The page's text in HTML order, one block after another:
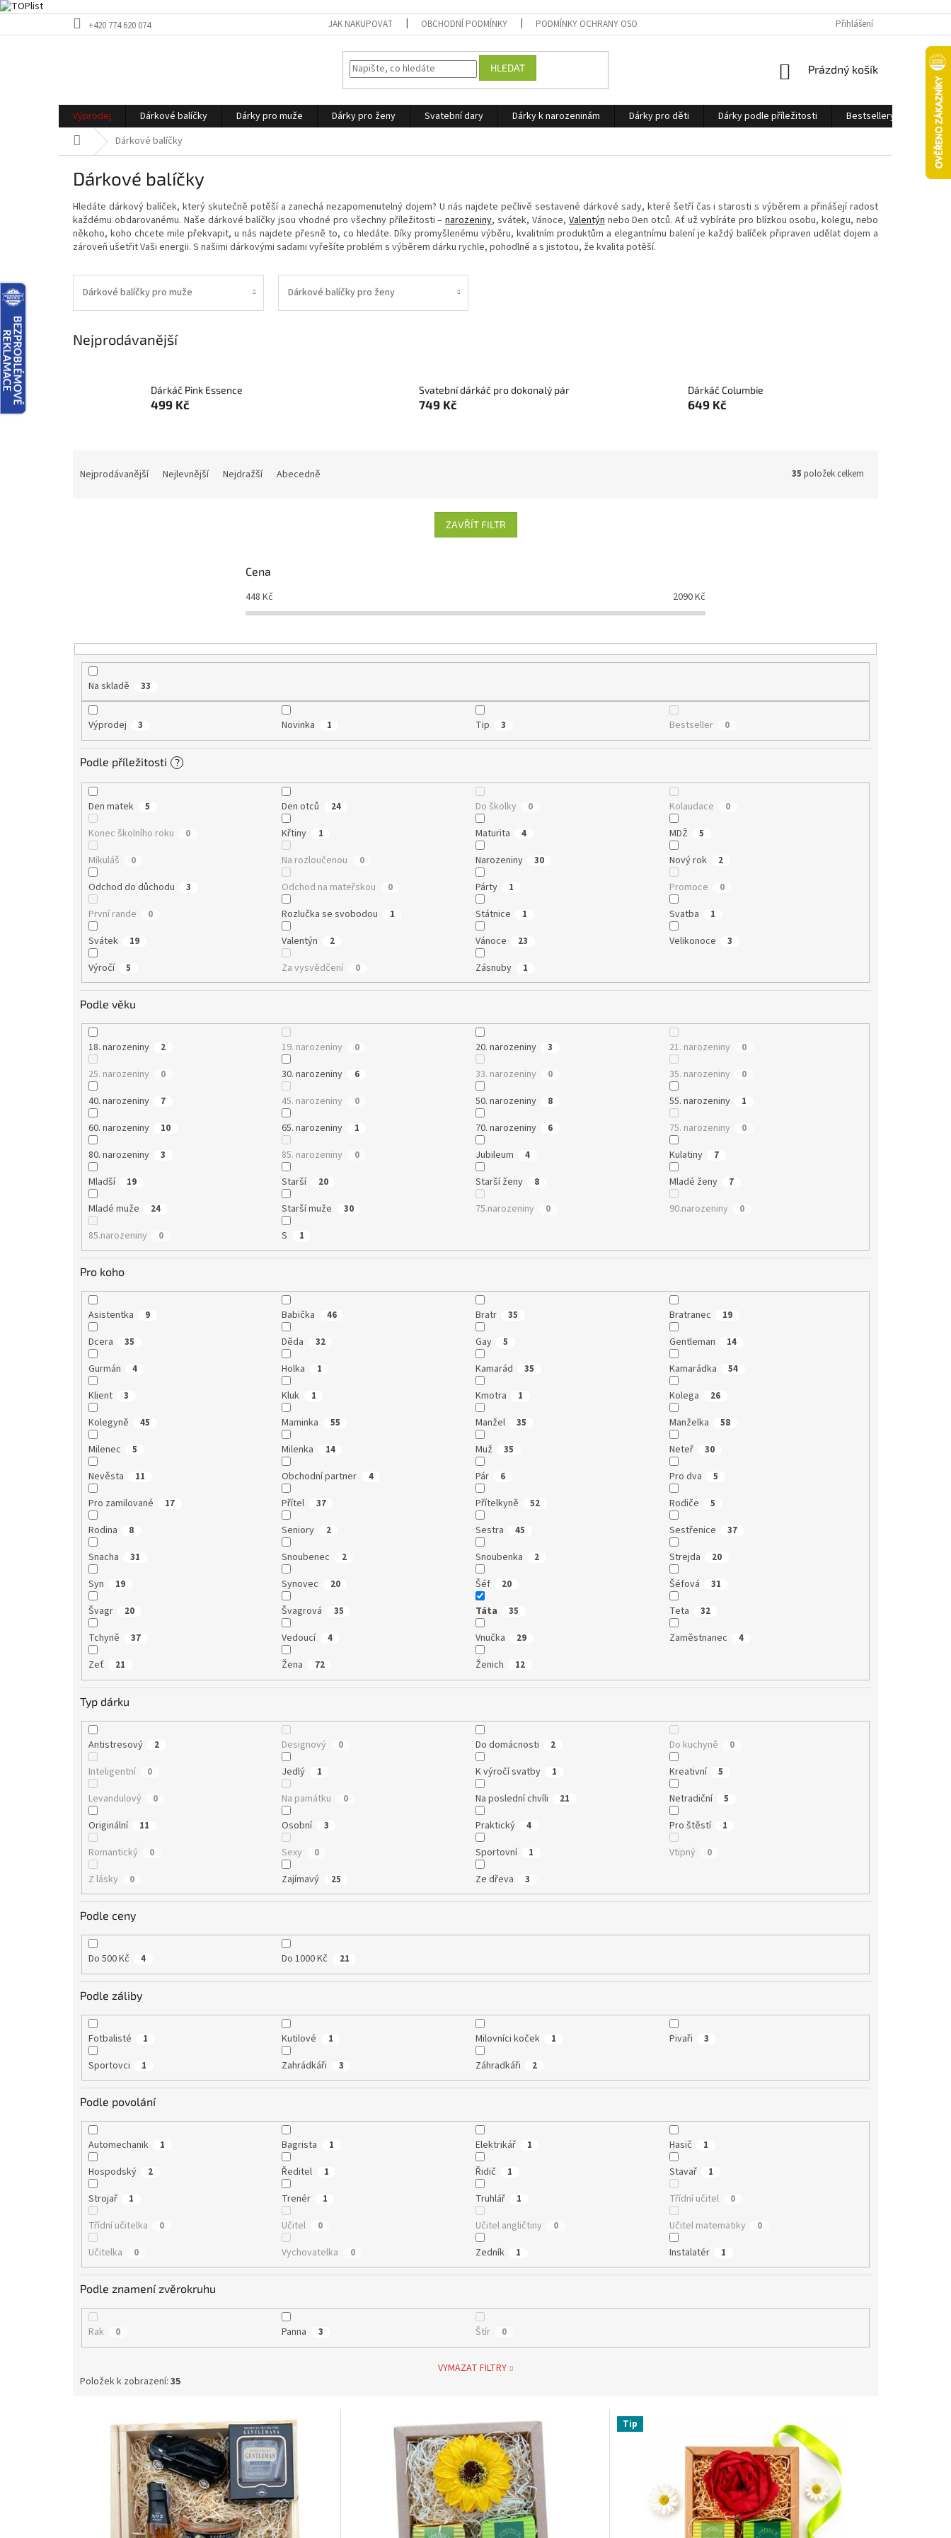
na
+420 774 620 074 JAK NAKUPOVAT OBCHODNÍ PODMÍNKY PODMÍNKY OCHRANY OSOBNÍCH ÚDAJŮ Přihlášení
HLEDAT
NÁKUPNÍ
Prázdný košík
Výprodej Dárkové balíčky Dárky pro muže Dárky pro ženy Svatební dary Dárky k narozeninám Dárky pro děti Dárky podle příležitosti Bestsellery
Domů Dárkové balíčky
Dárkové balíčky
Hledáte dárkový balíček, který skutečně potěší a zanechá nezapomenutelný dojem? U nás najdete pečlivě sestavené dárkové sady, které šetří čas i starosti s výběrem a přinášejí radost
každému obdarovanému. Naše dárkové balíčky jsou vhodné pro všechny příležitosti –narozeniny, svátek, Vánoce, Valentýn nebo Den otců. Ať už vybíráte pro blízkou osobu, kolegu, nebo
někoho, koho chcete mile překvapit, u nás najdete přesně to, co hledáte. Díky promyšlenému výběru, kvalitním produktům a elegantnímu balení je každý balíček připraven udělat dojem a
zároveň ušetřit Vaši energii. S našimi dárkovými sadami vyřešíte problém s výběrem dárku rychle, pohodlně a s jistotou, že kvalita potěší.
Dárkové balíčky pro muže Dárkové balíčky pro ženy
Nejprodávanější
Dárkáč Pink Essence
499 Kč
Svatební dárkáč pro dokonalý pár
749 Kč
Dárkáč Columbie
649 Kč
t
ů
Nejprodávanější Nejlevnější Nejdražší Abecedně 35 položek celkem
ZAVŘÍT FILTR
Cena
448 Kč 2090Kč
Na skladě 33
Výprodej 3 Novinka 1 Tip 3 Bestseller 0
Podle příležitosti ?
Den matek 5 Den otců 24 Do školky 0 Kolaudace 0
Konec školního roku 0 Křtiny 1 Maturita 4 MDŽ 5
Mikuláš 0 Na rozloučenou 0 Narozeniny 30 Nový rok 2
Odchod do důchodu 3 Odchod na mateřskou 0 Párty 1 Promoce 0
První rande 0 Rozlučka se svobodou 1 Státnice 1 Svatba 1
Svátek 19 Valentýn 2 Vánoce 23 Velikonoce 3
Výročí 5 Za vysvědčení 0 Zásnuby 1
Podle věku
18. narozeniny 2 19. narozeniny 0 20. narozeniny 3 21. narozeniny 0
25. narozeniny 0 30. narozeniny 6 33. narozeniny 0 35. narozeniny 0
40. narozeniny 7 45. narozeniny 0 50. narozeniny 8 55. narozeniny 1
60. narozeniny 10 65. narozeniny 1 70. narozeniny 6 75. narozeniny 0
80. narozeniny 3 85. narozeniny 0 Jubileum 4 Kulatiny 7
Mladší 19 Starší 20 Starší ženy 8 Mladé ženy 7
Mladé muže 24 Starší muže 30 75.narozeniny 0 90.narozeniny 0
85.narozeniny 0 S 1
Pro koho
Asistentka 9 Babička 46 Bratr 35 Bratranec 19
Dcera 35 Děda 32 Gay 5 Gentleman 14
Gurmán 4 Holka 1 Kamarád 35 Kamarádka 54
Klient 3 Kluk 1 Kmotra 1 Kolega 26
Kolegyně 45 Maminka 55 Manžel 35 Manželka 58
Milenec 5 Milenka 14 Muž 35 Neteř 30
Nevěsta 11 Obchodní partner 4 Pár 6 Pro dva 5
Pro zamilované 17 Přítel 37 Přítelkyně 52 Rodiče 5
Rodina 8 Seniory 2 Sestra 45 Sestřenice 37
Snacha 31 Snoubenec 2 Snoubenka 2 Strejda 20
Syn 19 Synovec 20 Šéf 20 Šéfová 31
Švagr 20 Švagrová 35 Táta 35 Teta 32
Tchyně 37 Vedoucí 4 Vnučka 29 Zaměstnanec 4
Zeť 21 Žena 72 Ženich 12
Typ dárku
Antistresový 2 Designový 0 Do domácnosti 2 Do kuchyně 0
Inteligentní 0 Jedlý 1 K výročí svatby 1 Kreativní 5
Levandulový 0 Na památku 0 Na poslední chvíli 21 Netradiční 5
Originální 11 Osobní 3 Praktický 4 Pro štěstí 1
Romantický 0 Sexy 0 Sportovní 1 Vtipný 0
Z lásky 0 Zajímavý 25 Ze dřeva 3
Podle ceny
Do 500 Kč 4 Do 1000 Kč 21
Podle záliby
Fotbalisté 1 Kutilové 1 Milovníci koček 1 Pivaři 3
Sportovci 1 Zahrádkáři 3 Záhradkáři 2
Podle povolání
Automechanik 1 Bagrista 1 Elektrikář 1 Hasič 1
Hospodský 2 Ředitel 1 Řidič 1 Stavař 1
Strojař 1 Trenér 1 Truhlář 1 Třídní učitel 0
Třídní učitelka 0 Učitel 0 Učitel angličtiny 0 Učitel matematiky 0
Učitelka 0 Vychovatelka 0 Zedník 1 Instalatér 1
Podle znamení zvěrokruhu
Rak 0 Panna 3 Štír 0
VYMAZAT FILTRY
Položek k zobrazení: 35
Tip